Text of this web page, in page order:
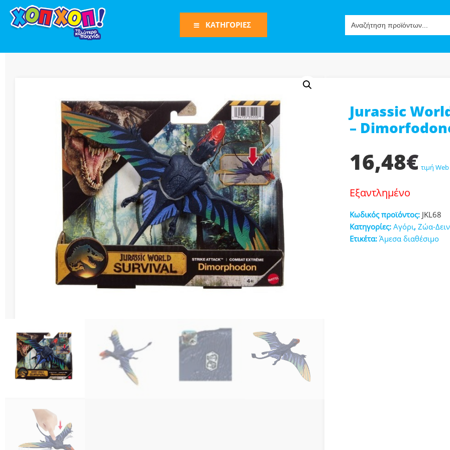
for:
ΚΑΤΗΓΟΡΙΕΣ
Φιγούρες Δράσης
Φιγούρες
Τρένα
Bruder
Οχήματα
Πίστες-Γκαράζ
Παιχνίδια Ρόλων-Μίμησης
Play Set
Όπλα
Διάφορες Κατασκευές
Σπόρ
Jurassic
–
16,48€ τιμή Web
Εξαντλημένο
Κωδικός προϊόντος: JKL68
Κατηγορίες: Αγόρι, Ζώα-
Ετικέτα: Άμεσα διαθέσιμο